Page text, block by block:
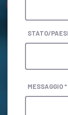
STATO/
MESSAGGIO *